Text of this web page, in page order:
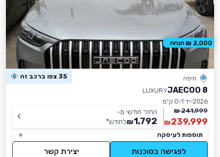
חיפה 35 צפו ברכב זה
JAECOO 8
LUXURY
2026 יד 1
0 ק״מ
241,999 ₪
239,999
₪
החזר חודשי מ-
1,792
₪לחודש*
תוספות לעיסקה
לפגישה בסוכנות יצירת קשר
2,000 ₪ הנחה